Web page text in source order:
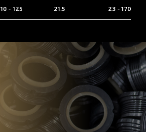
10 - 125 21.5 23 - 170